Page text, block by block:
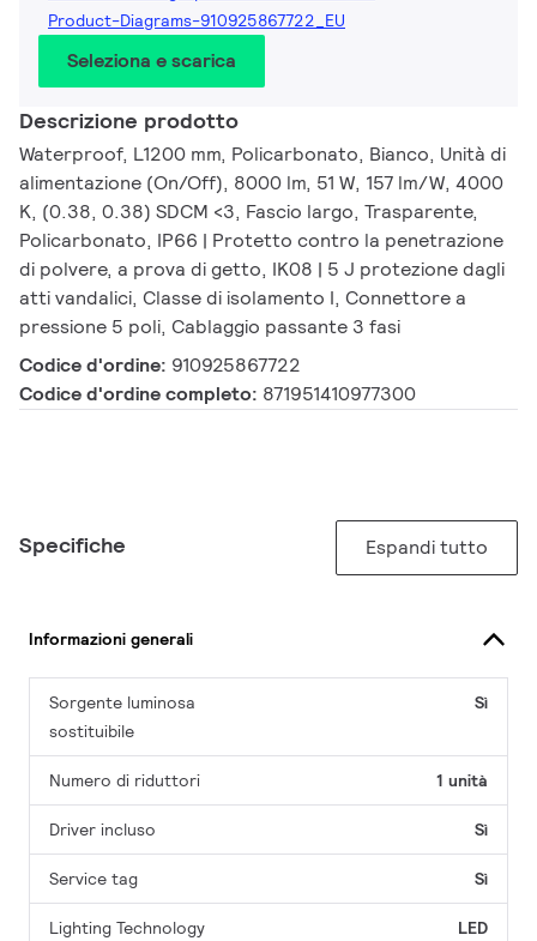
Product-Diagrams-910925867722_EU
Seleziona e scarica
Descrizione prodotto
Waterproof, L1200 mm, Policarbonato, Bianco, Unità di
alimentazione (On/Off), 8000 lm, 51 W, 157 lm/W, 4000
K, (0.38, 0.38) SDCM <3, Fascio largo, Trasparente,
Policarbonato, IP66 | Protetto contro la penetrazione
di polvere, a prova di getto, IK08 | 5 J protezione dagli
atti vandalici, Classe di isolamento I, Connettore a
pressione 5 poli, Cablaggio passante 3 fasi
Codice d'ordine: 910925867722
Codice d'ordine completo: 871951410977300
Specifiche Espandi tutto
Informazioni generali
Sorgente luminosa
sostituibile
Sì
Numero di riduttori 1 unità
Driver incluso Sì
Service tag Sì
Lighting Technology LED